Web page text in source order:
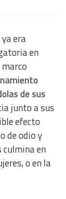
era
en
de sus
junto a sus
efecto
de odio y
culmina en
o en la